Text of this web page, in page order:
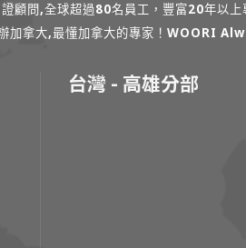
顧問,全球超過80名員工，豐富20年以
辦加拿大,最懂加拿大的專家！WOORI
台灣 - 高雄分部